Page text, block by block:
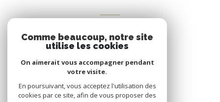
Espace propriétaire
Comme beaucoup, notre site
utilise les cookies
On aimerait vous accompagner pendant
votre visite.
En poursuivant, vous acceptez l'utilisation des
cookies par ce site, afin de vous proposer des